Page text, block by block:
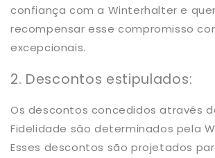
confiança com a Winterhalter e
recompensar esse compromisso
excepcionais.
2. Descontos estipulados:
Os descontos concedidos através
Fidelidade são determinados pela
Esses descontos são projetados